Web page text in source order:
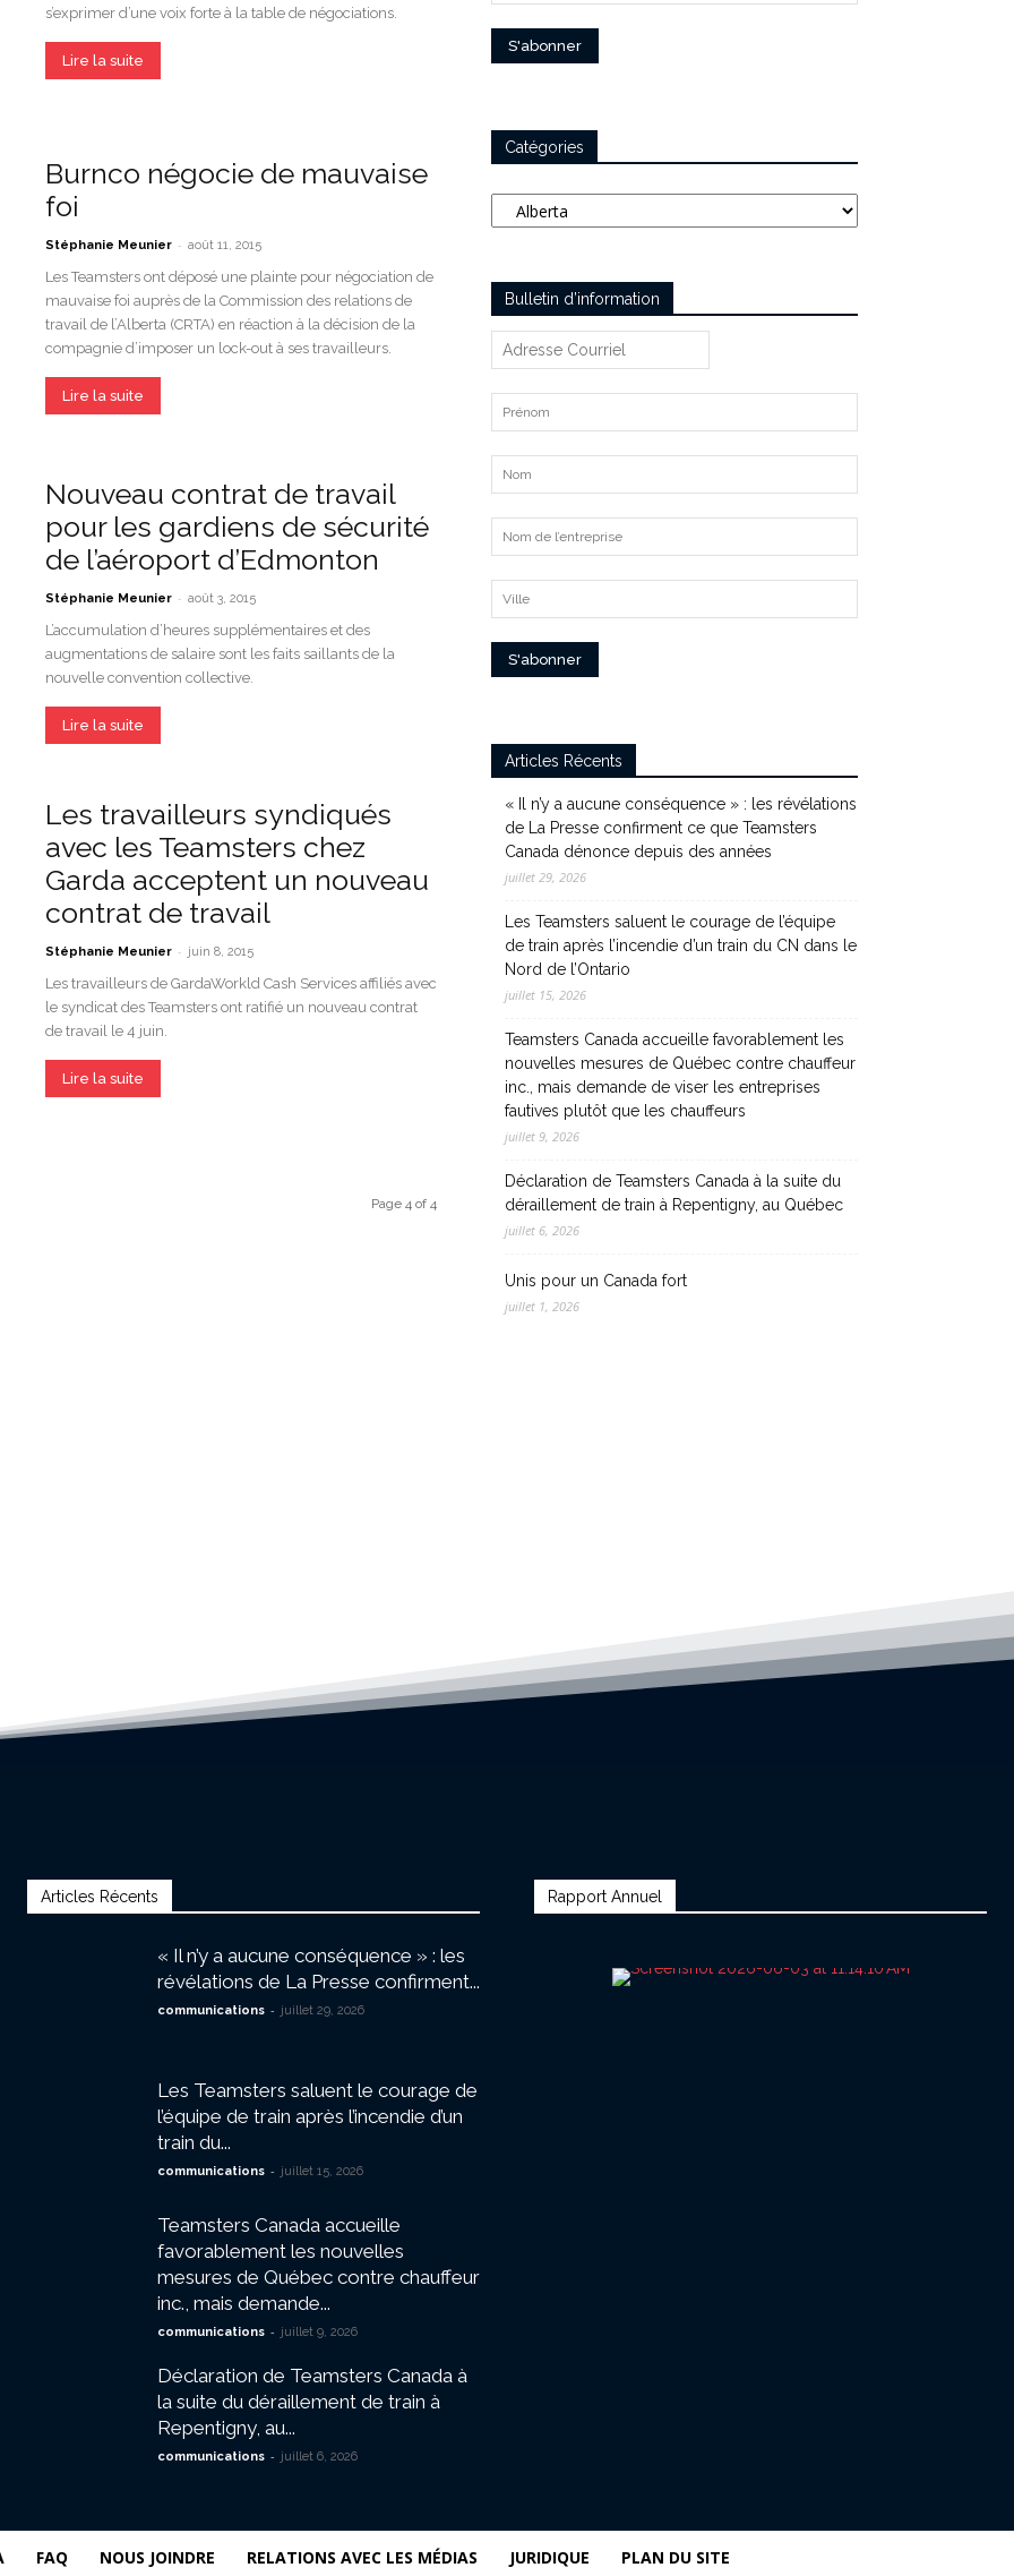
s’exprimer d’une voix forte à la table de négociations.
Lire la suite
Burnco négocie de mauvaise
foi
Stéphanie Meunier - août 11, 2015
Les Teamsters ont déposé une plainte pour négociation de
mauvaise foi auprès de la Commission des relations de
travail de l’Alberta (CRTA) en réaction à la décision de la
compagnie d’imposer un lock-out à ses travailleurs.
Lire la suite
Nouveau contrat de travail
pour les gardiens de sécurité
de l’aéroport d’Edmonton
Stéphanie Meunier - août 3, 2015
L’accumulation d’heures supplémentaires et des
augmentations de salaire sont les faits saillants de la
nouvelle convention collective.
Lire la suite
Les travailleurs syndiqués
avec les Teamsters chez
Garda acceptent un nouveau
contrat de travail
Stéphanie Meunier - juin 8, 2015
Les travailleurs de GardaWorkld Cash Services affiliés avec
le syndicat des Teamsters ont ratifié un nouveau contrat
de travail le 4 juin.
Lire la suite
Page 4 of 4
Catégories
Catégories
Bulletin d’information
Articles Récents
« Il n’y a aucune conséquence » : les révélations
de La Presse confirment ce que Teamsters
Canada dénonce depuis des années
juillet 29, 2026
Les Teamsters saluent le courage de l’équipe
de train après l’incendie d’un train du CN dans le
Nord de l’Ontario
juillet 15, 2026
Teamsters Canada accueille favorablement les
nouvelles mesures de Québec contre chauffeur
inc., mais demande de viser les entreprises
fautives plutôt que les chauffeurs
juillet 9, 2026
Déclaration de Teamsters Canada à la suite du
déraillement de train à Repentigny, au Québec
juillet 6, 2026
Unis pour un Canada fort
juillet 1, 2026
Articles Récents
« Il n’y a aucune conséquence » : les
révélations de La Presse confirment...
communications - juillet 29, 2026
Les Teamsters saluent le courage de
l’équipe de train après l’incendie d’un
train du...
communications - juillet 15, 2026
Teamsters Canada accueille
favorablement les nouvelles
mesures de Québec contre chauffeur
inc., mais demande...
communications - juillet 9, 2026
Déclaration de Teamsters Canada à
la suite du déraillement de train à
Repentigny, au...
communications - juillet 6, 2026
Rapport Annuel
FAQ NOUS JOINDRE RELATIONS AVEC LES MÉDIAS JURIDIQUE PLAN DU SITE